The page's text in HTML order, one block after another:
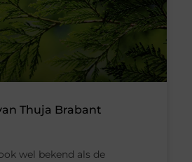
Thuja Brabant
wel bekend als de